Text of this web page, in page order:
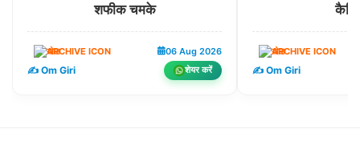
शफीक चमके
खेल 06 Aug 2026
✍️ Om Giri शेयर करें
खेल
✍️ Om Giri